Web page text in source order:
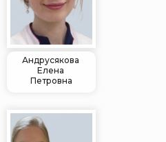
Андрусякова
Елена
Петровна